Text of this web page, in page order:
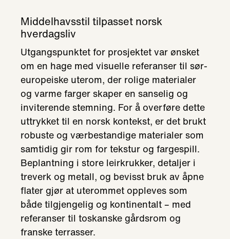
Middelhavsstil tilpasset norsk
hverdagsliv
Utgangspunktet for prosjektet var ønsket
om en hage med visuelle referanser til sør-
europeiske uterom, der rolige materialer
og varme farger skaper en sanselig og
inviterende stemning. For å overføre dette
uttrykket til en norsk kontekst, er det brukt
robuste og værbestandige materialer som
samtidig gir rom for tekstur og fargespill.
Beplantning i store leirkrukker, detaljer i
treverk og metall, og bevisst bruk av åpne
flater gjør at uterommet oppleves som
både tilgjengelig og kontinentalt – med
referanser til toskanske gårdsrom og
franske terrasser.